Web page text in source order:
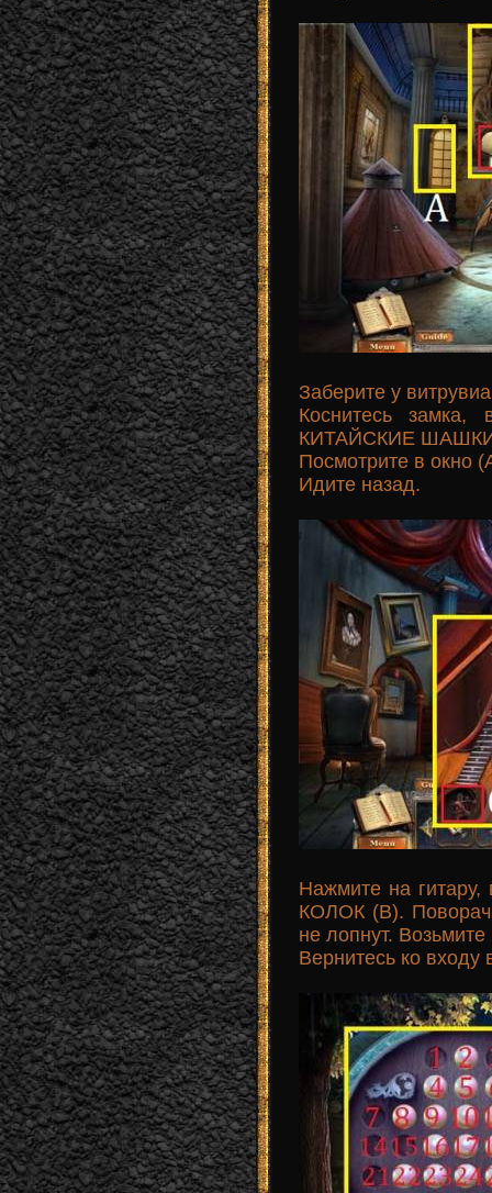
Заберите у
Коснитесь
КИТАЙСКИЕ
Посмотрите в окно
Идите назад.
Нажмите на
КОЛОК (B).
не лопнут.
Вернитесь ко входу